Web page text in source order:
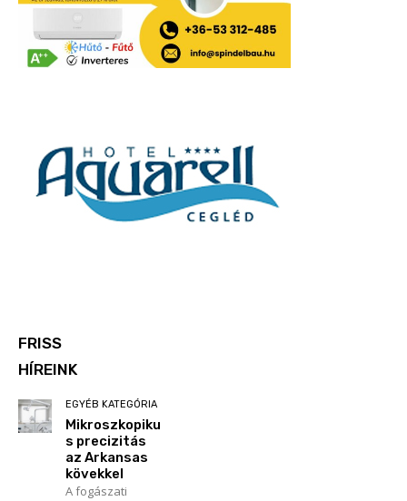
FRISS
HÍREINK
EGYÉB KATEGÓRIA
Mikroszkopiku
s precizitás
az Arkansas
kövekkel
A fogászati